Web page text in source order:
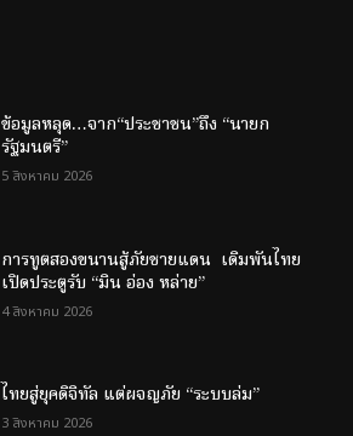
ข้อมูลหลุด…จาก“ประชาชน”ถึง “นายก
รัฐมนตรี”
5 สิงหาคม 2026
การทูตสองขนานสู้ภัยชายแดน เดิมพันไทย
เปิดประตูรับ “มิน อ่อง หล่าย”
4 สิงหาคม 2026
ไทยสู่ยุคดิจิทัล แต่ผจญภัย “ระบบล่ม”
3 สิงหาคม 2026